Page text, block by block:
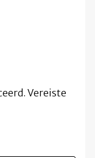
Vereiste